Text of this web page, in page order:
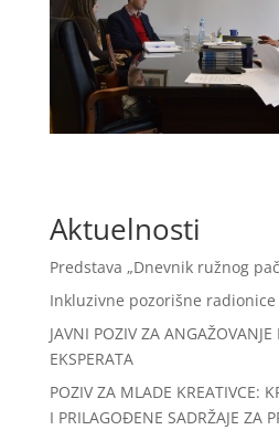
Aktuelnosti
Predstava „Dnevnik ružnog
Inkluzivne pozorišne
JAVNI POZIV ZA
EKSPERATA
POZIV ZA MLADE KREATIVCE:
I PRILAGOĐENE SADRŽAJE ZA